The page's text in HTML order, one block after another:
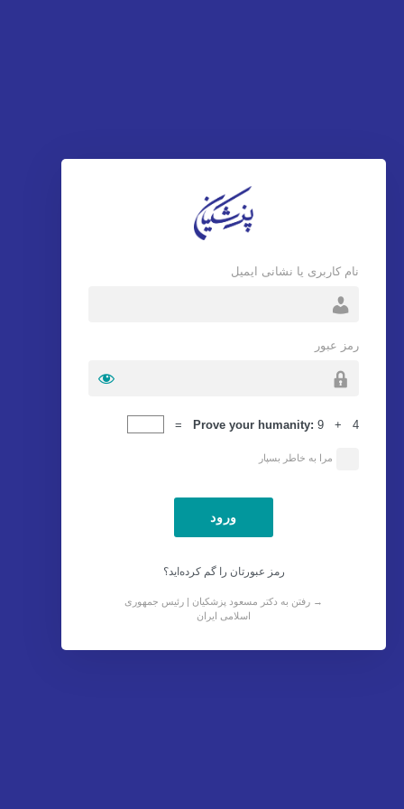
ورود
نام کاربری یا نشانی ایمیل
رمز عبور
Prove your humanity: 9 + 4 =
مرا به خاطر بسپار
رمز عبورتان را گم کرده‌اید؟
→ رفتن به دکتر مسعود پزشکیان | رئیس جمهوری
اسلامی ایران